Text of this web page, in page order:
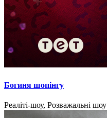
Богиня шопінгу
Реаліті-шоу, Розважальні шоу